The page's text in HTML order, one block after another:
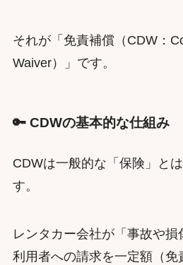
それが「免責補償（CDW：
Waiver）」です。
🔑 CDWの基本的な仕組み
CDWは一般的な「保険」と
す。
レンタカー会社が「事故や損
利用者への請求を一定額（免